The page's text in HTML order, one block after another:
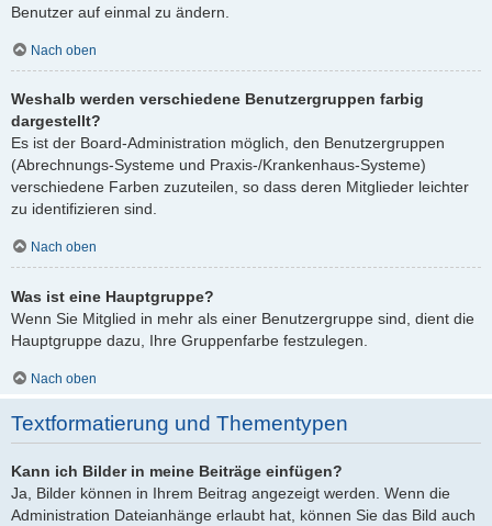
Benutzer auf einmal zu ändern.
Nach oben
Weshalb werden verschiedene Benutzergruppen farbig
dargestellt?
Es ist der Board-Administration möglich, den Benutzergruppen
(Abrechnungs-Systeme und Praxis-/Krankenhaus-Systeme)
verschiedene Farben zuzuteilen, so dass deren Mitglieder leichter
zu identifizieren sind.
Nach oben
Was ist eine Hauptgruppe?
Wenn Sie Mitglied in mehr als einer Benutzergruppe sind, dient die
Hauptgruppe dazu, Ihre Gruppenfarbe festzulegen.
Nach oben
Textformatierung und Thementypen
Kann ich Bilder in meine Beiträge einfügen?
Ja, Bilder können in Ihrem Beitrag angezeigt werden. Wenn die
Administration Dateianhänge erlaubt hat, können Sie das Bild auch